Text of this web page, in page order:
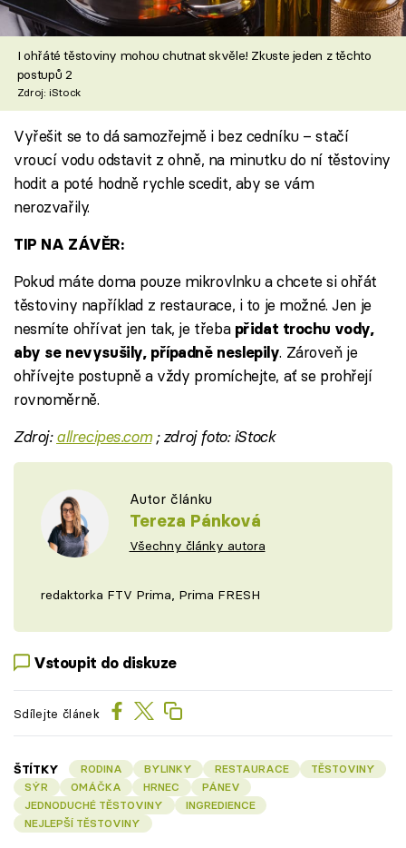
I ohřáté těstoviny mohou chutnat skvěle! Zkuste jeden z těchto
postupů 2
Zdroj: iStock
Vyřešit se to dá samozřejmě i bez cedníku – stačí
vroucí vodu odstavit z ohně, na minutku do ní těstoviny
hodit a poté hodně rychle scedit, aby se vám
nerozvařily.
TIP NA ZÁVĚR:
Pokud máte doma pouze mikrovlnku a chcete si ohřát
těstoviny například z restaurace, i to je možné. Jen je
nesmíte ohřívat jen tak, je třebapřidat trochu vody,
aby se nevysušily, případně neslepily. Zároveň je
ohřívejte postupně a vždy promíchejte, ať se prohřejí
rovnoměrně.
Zdroj:allrecipes.com; zdroj foto: iStock
Autor článku
Tereza Pánková
Všechny články autora
redaktorka FTV Prima, Prima FRESH
Vstoupit do diskuze
Sdílejte článek
ŠTÍTKY RODINA BYLINKY RESTAURACE
TĚSTOVINY
SÝR
OMÁČKA HRNEC
PÁNEV
JEDNODUCHÉ TĚSTOVINY
INGREDIENCE
NEJLEPŠÍ TĚSTOVINY